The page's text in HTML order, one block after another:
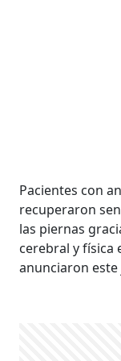
Pacientes con
recuperaron
las piernas
cerebral y física
anunciaron